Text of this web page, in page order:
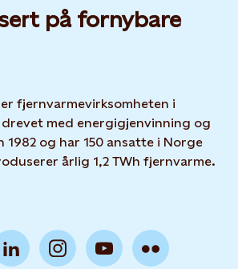
på fornybare
fjernvarmevirksomheten i
med energigjenvinning og
1982 og har 150 ansatte i Norge
årlig 1,2 TWh fjernvarme.